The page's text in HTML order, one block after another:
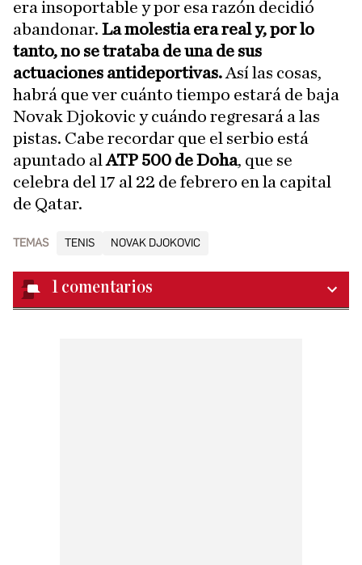
era insoportable y por esa razón decidió
abandonar. La molestia era real y, por lo
tanto, no se trataba de una de sus
actuaciones antideportivas. Así las cosas,
habrá que ver cuánto tiempo estará de baja
Novak Djokovic y cuándo regresará a las
pistas. Cabe recordar que el serbio está
apuntado alATP 500 de Doha, que se
celebra del 17 al 22 de febrero en la capital
de Qatar.
TEMAS TENIS NOVAK DJOKOVIC
1 comentarios